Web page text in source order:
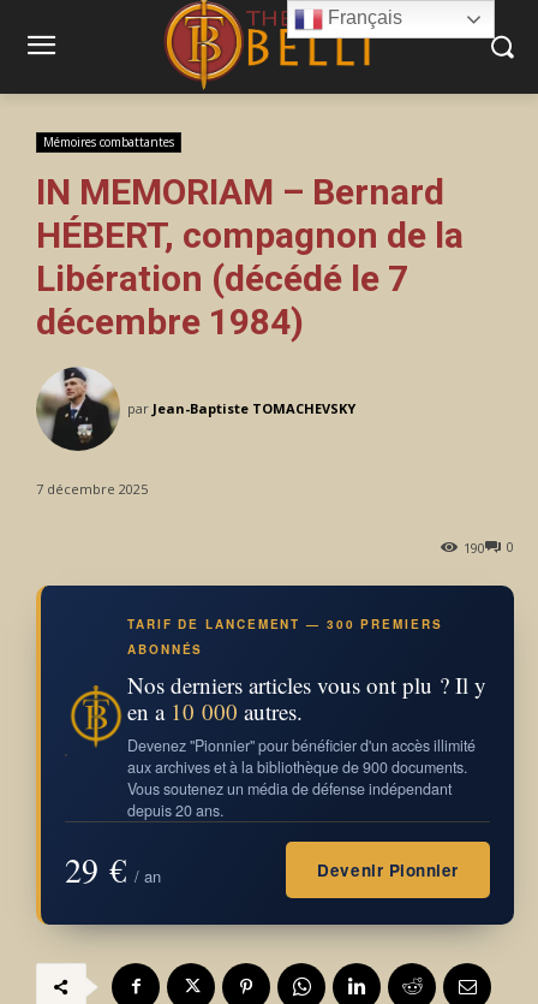
Mémoires combattantes
IN MEMORIAM – Bernard
HÉBERT, compagnon de la
Libération (décédé le 7
décembre 1984)
par Jean-Baptiste TOMACHEVSKY
7 décembre 2025
0
190
TARIF DE LANCEMENT — 300 PREMIERS
ABONNÉS
Nos derniers articles vous ont plu ? Il y
en a 10 000 autres.
Devenez "Pionnier" pour bénéficier d'un accès illimité
aux archives et à la bibliothèque de 900 documents.
Vous soutenez un média de défense indépendant
depuis 20 ans.
29 € / an Devenir Pionnier
Français